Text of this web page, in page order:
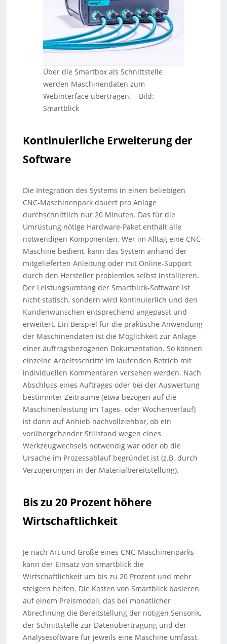
Über die Smartbox als Schnittstelle
werden Maschinendaten zum
Webinterface übertragen. – Bild:
Smartblick
Kontinuierliche Erweiterung der
Software
Die Integration des Systems in einen beliebigen
CNC-Maschinenpark dauert pro Anlage
durchschnittlich nur 20 Minuten. Das für die
Umrüstung nötige Hardware-Paket enthält alle
notwendigen Komponenten. Wer im Alltag eine CNC-
Maschine bedient, kann das System anhand der
mitgelieferten Anleitung oder mit Online-Support
durch den Hersteller problemlos selbst installieren.
Der Leistungsumfang der Smartblick-Software ist
nicht statisch, sondern wird kontinuierlich und den
Kundenwünschen entsprechend angepasst und
erweitert. Ein Beispiel für die praktische Anwendung
der Maschinendaten ist die Möglichkeit zur Anlage
einer auftragsbezogenen Dokumentation. So können
einzelne Arbeitsschritte im laufenden Betrieb mit
individuellen Kommentaren versehen werden. Nach
Abschluss eines Auftrages oder bei der Auswertung
bestimmter Zeiträume (etwa bezogen auf die
Maschinenleistung im Tages- oder Wochenverlauf)
ist dann auf Anhieb nachvollziehbar, ob ein
vorübergehender Stillstand wegen eines
Werkzeugwechsels notwendig war oder ob die
Ursache im Prozessablauf begründet ist (z.B. durch
Verzögerungen in der Materialbereitstellung).
Bis zu 20 Prozent höhere
Wirtschaftlichkeit
Je nach Art und Größe eines CNC-Maschinenparks
kann der Einsatz von smartblick die
Wirtschaftlichkeit um bis zu 20 Prozent und mehr
steigern helfen. Die Kosten von Smartblick basieren
auf einem Preismodell, das bei monatlicher
Abrechnung die Bereitstellung der nötigen Sensorik,
der Schnittstelle zur Datenübertragung und der
Analysesoftware für jeweils eine Maschine umfasst.